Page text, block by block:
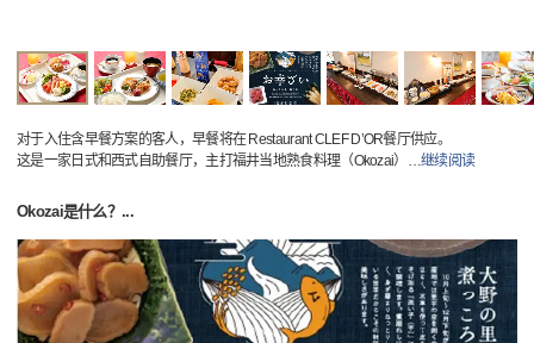
对于入住含早餐方案的客人，早餐将在 Restaurant CLEF D’OR餐厅供应。
这是一家日式和西式自助餐厅，主打福井当地熟食料理（Okozai） …继续阅读
Okozai是什么？...